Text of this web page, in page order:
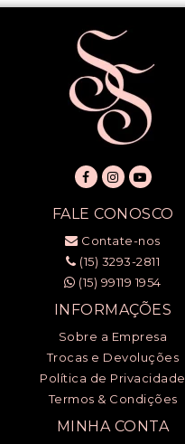
FALE CONOSCO
Contate-nos
(15) 3293-2811
(15) 99119 1954
INFORMAÇÕES
Sobre a Empresa
Trocas e Devoluções
Política de Privacidade
Termos & Condições
MINHA CONTA